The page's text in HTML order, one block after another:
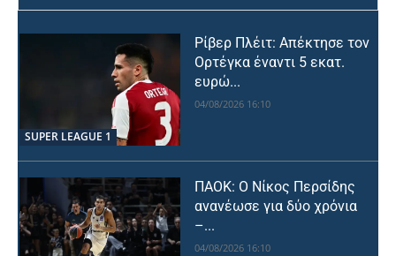
SUPER LEAGUE 1
Ρίβερ Πλέιτ: Απέκτησε τον
Ορτέγκα έναντι 5 εκατ.
ευρώ...
04/08/2026 16:10
ΠΑΟΚ: Ο Νίκος Περσίδης
ανανέωσε για δύο χρόνια
–...
04/08/2026 16:10